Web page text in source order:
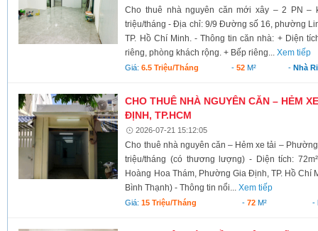
Cho thuê nhà nguyên căn mới xây – 2 PN –
triệu/tháng - Địa chỉ: 9/9 Đường số 16, phường
TP. Hồ Chí Minh. - Thông tin căn nhà: + Diện
riêng, phòng khách rộng. + Bếp riêng...Xem tiếp
Giá:6.5 Triệu/tháng - 52M² -Nhà
CHO THUÊ NHÀ NGUYÊN CĂN – HẺM
ĐỊNH, TP.HCM
2026-07-21 15:12:05
Cho thuê nhà nguyên căn – Hẻm xe tải –
triệu/tháng (có thương lượng) - Diện tích:
Hoàng Hoa Thám, Phường Gia Định, TP. Hồ Chí
Bình Thạnh) - Thông tin nổi...Xem tiếp
Giá:15 Triệu/tháng -72 M² -